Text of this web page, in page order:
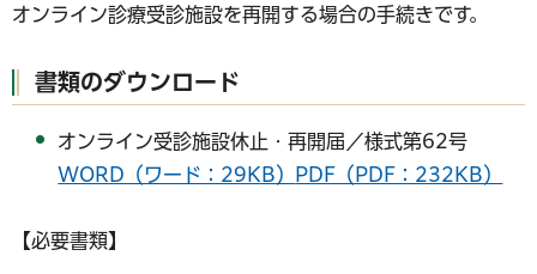
オンライン診療受診施設を再開する場合の手続きです。
書類のダウンロード
オンライン受診施設休止・再開届／様式第62号
WORD（ワード：29KB）
PDF（PDF：232KB）
【必要書類】